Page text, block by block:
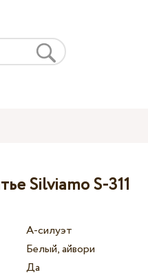
Silviamo S-311
А-силуэт
Белый, айвори
Да